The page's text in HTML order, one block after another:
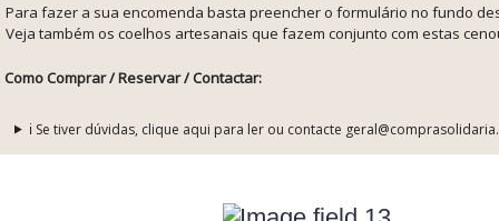
Para fazer a sua encomenda basta preencher o formulário no fundo
Veja também os coelhos artesanais que fazem conjunto com estas
Como Comprar / Reservar / Contactar:
ℹ️ Se tiver dúvidas, clique aqui para ler ou contacte